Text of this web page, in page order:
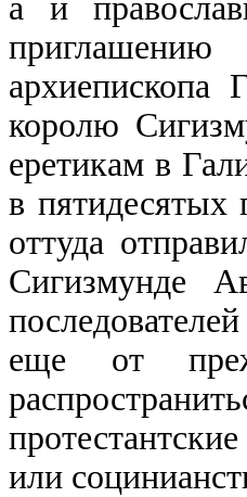
а и
архиепископа
королю
еретикам в
в пятидесятых
оттуда
Сигизмунде
еще от
или